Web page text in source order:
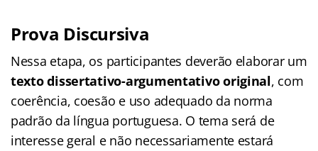
Prova Discursiva
Nessa etapa, os participantes deverão elaborar um
texto dissertativo-argumentativo original, com
coerência, coesão e uso adequado da norma
padrão da língua portuguesa. O tema será de
interesse geral e não necessariamente estará